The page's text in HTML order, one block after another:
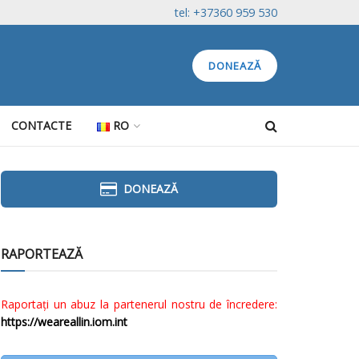
tel: +37360 959 530
DONEAZĂ
CONTACTE RO
DONEAZĂ
RAPORTEAZĂ
Raportați un abuz la partenerul nostru de încredere:
https://weareallin.iom.int